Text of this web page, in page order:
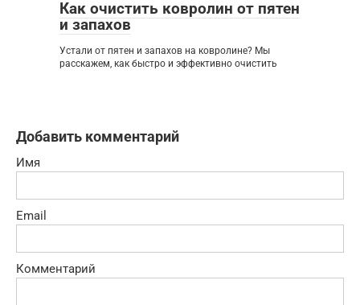
Как очистить ковролин от пятен
и запахов
Устали от пятен и запахов на ковролине? Мы
расскажем, как быстро и эффективно очистить
Добавить комментарий
Имя
Email
Комментарий